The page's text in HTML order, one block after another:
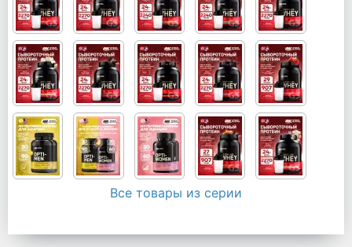
Все товары из серии